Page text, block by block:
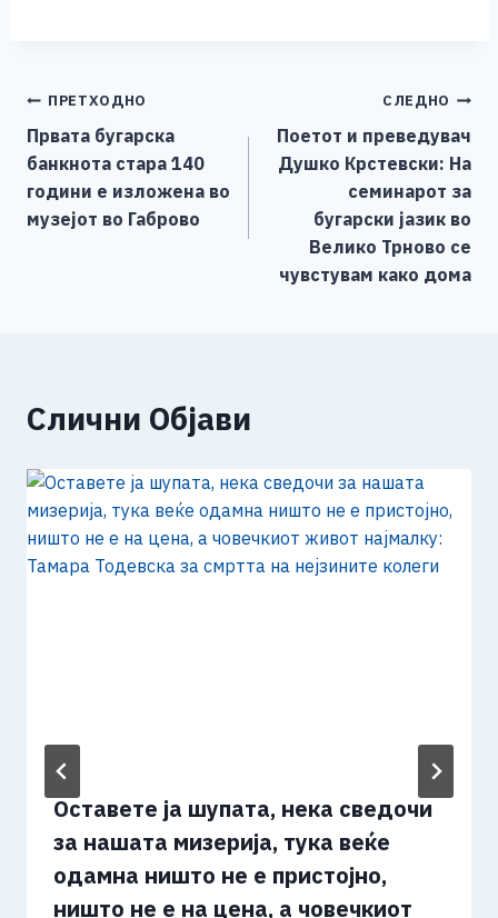
b
o
o
k
n
g
er
Li
n
k
Навигација
на
напис
ПРЕТХОДНО
Првата бугарска
банкнота стара 140
години е изложена во
музејот во Габрово
СЛЕДНО
Поетот и преведувач
Душко Крстевски: На
семинарот за
бугарски јазик во
Велико Трново се
чувстувам како дома
Слични Објави
Оставете ја шупата, нека сведочи
за нашата мизерија, тука веќе
одамна ништо не е пристојно,
ништо не е на цена, а човечкиот